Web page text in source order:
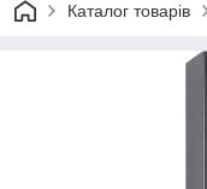
Каталог товарів